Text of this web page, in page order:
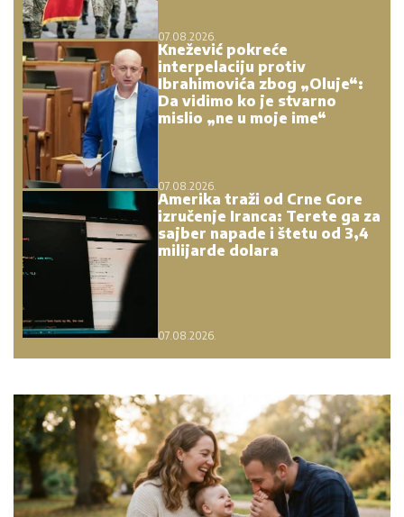
07.08.2026.
Knežević pokreće
interpelaciju protiv
Ibrahimovića zbog „Oluje“:
Da vidimo ko je stvarno
mislio „ne u moje ime“
07.08.2026.
Amerika traži od Crne Gore
izručenje Iranca: Terete ga za
sajber napade i štetu od 3,4
milijarde dolara
07.08.2026.